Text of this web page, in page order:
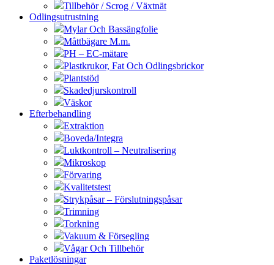
Tillbehör / Scrog / Växtnät
Odlingsutrustning
Mylar Och Bassängfolie
Måttbägare M.m.
PH – EC-mätare
Plastkrukor, Fat Och Odlingsbrickor
Plantstöd
Skadedjurskontroll
Väskor
Efterbehandling
Extraktion
Boveda/Integra
Luktkontroll – Neutralisering
Mikroskop
Förvaring
Kvalitetstest
Strykpåsar – Förslutningspåsar
Trimning
Torkning
Vakuum & Försegling
Vågar Och Tillbehör
Paketlösningar